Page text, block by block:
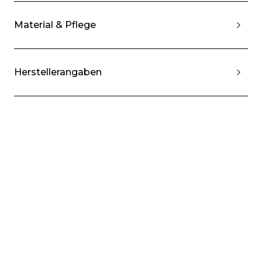
Material & Pflege
Herstellerangaben